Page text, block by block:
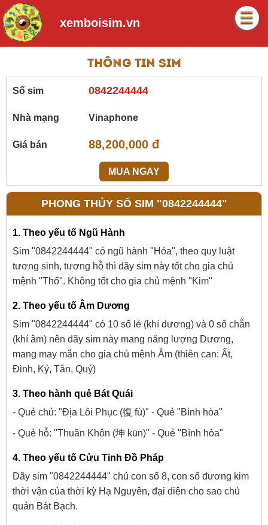
xemboisim.vn
Thông tin sim
Số sim 0842244444
Nhà mạng Vinaphone
Giá bán 88,200,000 đ
MUA NGAY
PHONG THỦY SỐ SIM "0842244444"
1. Theo yếu tố Ngũ Hành
Sim "0842244444" có ngũ hành "Hỏa", theo quy luật
tương sinh, tương hỗ thì dãy sim này tốt cho gia chủ
mệnh "Thổ". Không tốt cho gia chủ mệnh "Kim"
2. Theo yếu tố Âm Dương
Sim "0842244444" có 10 số lẻ (khí dương) và 0 số chẵn
(khí âm) nên dãy sim này mang năng lượng Dương,
mang may mắn cho gia chủ mệnh Âm (thiên can: Ất,
Đinh, Kỷ, Tân, Quý)
3. Theo hành quẻ Bát Quái
- Quẻ chủ: "Địa Lôi Phục (復 fù)" - Quẻ "Bình hòa"
- Quẻ hỗ: "Thuần Khôn (坤 kūn)" - Quẻ "Bình hòa"
4. Theo yếu tố Cửu Tinh Đồ Pháp
Dãy sim "0842244444" chủ con số 8, con số đương kim
thời vận của thời kỳ Hạ Nguyên, đại diện cho sao chủ
quản Bát Bạch.